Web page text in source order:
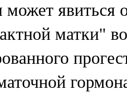
может
матки"